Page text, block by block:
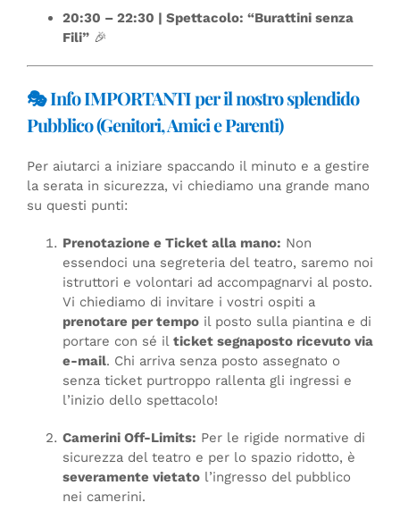
20:30 – 22:30 | Spettacolo: “Burattini senza
Fili” 🎉
🎭 Info IMPORTANTI per il nostro splendido
Pubblico (Genitori, Amici e Parenti)
Per aiutarci a iniziare spaccando il minuto e a gestire
la serata in sicurezza, vi chiediamo una grande mano
su questi punti:
Prenotazione e Ticket alla mano: Non
essendoci una segreteria del teatro, saremo noi
istruttori e volontari ad accompagnarvi al posto.
Vi chiediamo di invitare i vostri ospiti a
prenotare per tempo il posto sulla piantina e di
portare con sé il ticket segnaposto ricevuto via
e-mail. Chi arriva senza posto assegnato o
senza ticket purtroppo rallenta gli ingressi e
l’inizio dello spettacolo!
Camerini Off-Limits: Per le rigide normative di
sicurezza del teatro e per lo spazio ridotto, è
severamente vietato l’ingresso del pubblico
nei camerini.